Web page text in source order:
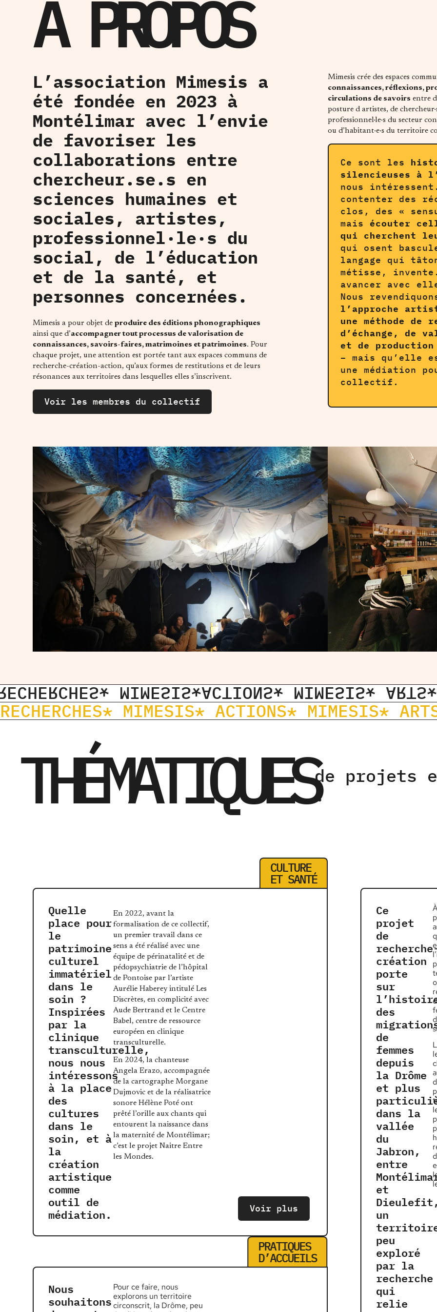
À PROPOS
L’association Mimesis a
été fondée en 2023 à
Montélimar avec l’envie
de favoriser les
collaborations entre
chercheur.se.s en
sciences humaines et
sociales, artistes,
professionnel·le·s du
social, de l’éducation
et de la santé, et
personnes concernées.
Mimesis a pour objet deproduire des éditions phonographiques
ainsi que d’accompagner tout processus de valorisation de
connaissances, savoirs-faires, matrimoines et patrimoines. Pour
chaque projet, une attention est portée tant aux espaces communs de
recherche-création-action, qu’aux formes de restitutions et de leurs
résonances aux territoires dans lesquelles elles s’inscrivent.
Voir les membres du collectif
Mimesis crée des espaces
connaissances, réflexions,
circulations de savoirs entre
posture d artistes, de
professionnel·le·s du secteur
ou d’habitant·e·s du territoire
Ce sont les
silencieuses à
nous
contenter des
clos, des «
mais écouter
qui cherchent
qui osent
langage qui
métisse,
avancer avec
Nous
l’approche
une méthode de
d’échange, de
et de
– mais qu’elle
une médiation
collectif.
* MIMESIS*ACTIONS* MIMESIS* ARTS
* MIMESIS* ACTIONS* MIMESIS*
THÉMATIQUESde projets
:
CULTURE
ET SANTÉ
Quelle
place pour
le
patrimoine
culturel
immatériel
dans le
soin ?
Inspirées
par la
clinique
transculturelle,
nous nous
intéressons
à la place
des
cultures
dans le
soin, et à
la
création
artistique
comme
outil de
médiation.
En 2022, avant la
formalisation de ce collectif,
un premier travail dans ce
sens a été réalisé avec une
équipe de périnatalité et de
pédopsychiatrie de l’hôpital
de Pontoise par l’artiste
Aurélie Haberey intitulé Les
Discrètes, en complicité avec
Aude Bertrand et le Centre
Babel, centre de ressource
européen en clinique
transculturelle.
En 2024, la chanteuse
Angela Erazo, accompagnée
de la cartographe Morgane
Dujmovic et de la réalisatrice
sonore Hélène Poté ont
prêté l’orille aux chants qui
entourent la naissance dans
la maternité de Montélimar;
c’est le projet Naitre Entre
les Mondes.
Voir plus
PRATIQUES
D’ACCUEILS
Nous
souhaitons
Pour ce faire, nous
explorons un territoire
circonscrit, la Drôme, peu
Ce
projet
de
création
porte
sur
des
de
femmes
depuis
la Drôme
et plus
dans la
vallée
du
Jabron,
entre
et
Dieulefit,
un
peu
exploré
par la
recherche
qui
relie